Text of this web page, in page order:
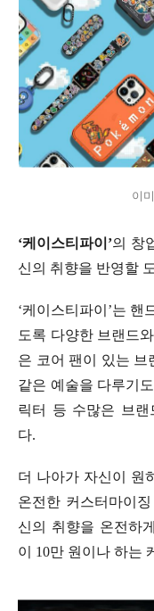
이
‘케이스티파이’의 창
신의 취향을 반영할
‘케이스티파이’는 핸
도록 다양한 브랜드
은 코어 팬이 있는 브
같은 예술을 다루기
릭터 등 수많은 브랜
다.
더 나아가 자신이 원
온전한 커스터마이
신의 취향을 온전하
이 10만 원이나 하는